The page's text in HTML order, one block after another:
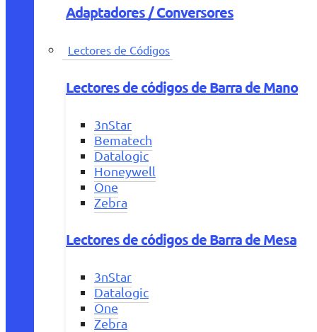
Adaptadores / Conversores
Lectores de Códigos
Lectores de códigos de Barra de Mano
3nStar
Bematech
Datalogic
Honeywell
One
Zebra
Lectores de códigos de Barra de Mesa
3nStar
Datalogic
One
Zebra